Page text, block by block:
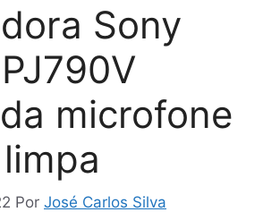
Sony
microfone
Por José Carlos Silva